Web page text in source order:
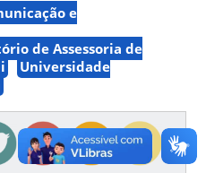
e
de Assessoria de
Universidade